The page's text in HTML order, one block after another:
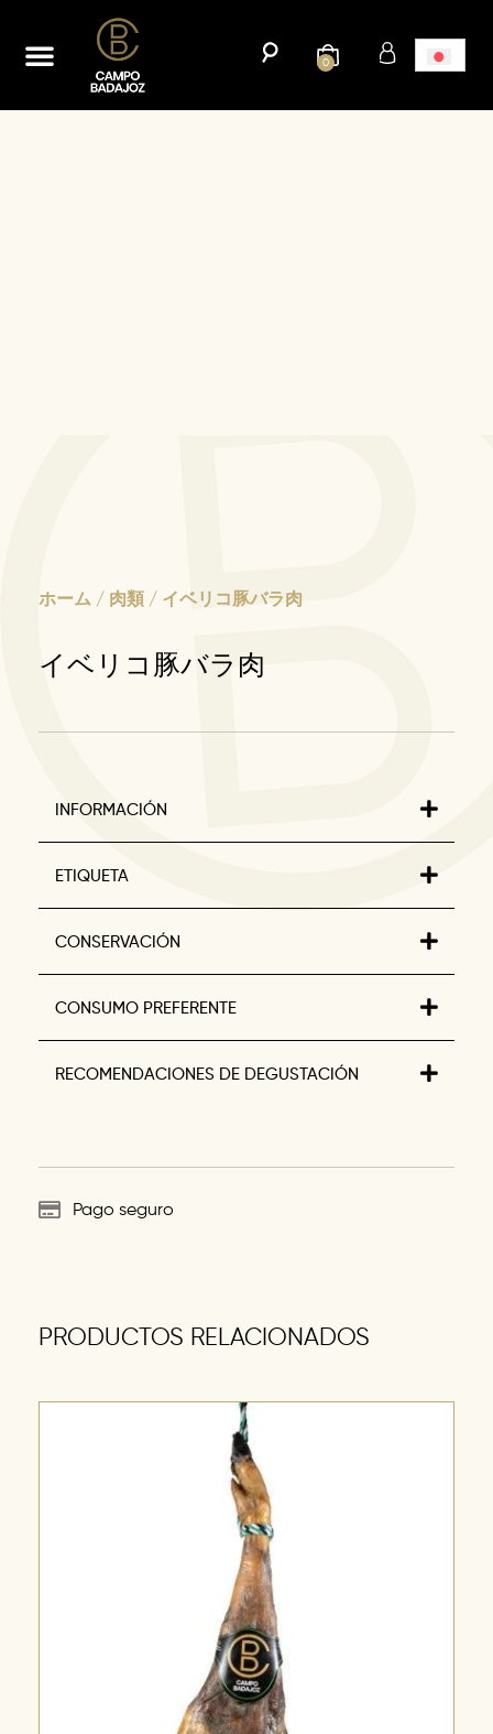
0
ホーム / 肉類 / イベリコ豚バラ肉
イベリコ豚バラ肉
INFORMACIÓN
ETIQUETA
CONSERVACIÓN
CONSUMO PREFERENTE
RECOMENDACIONES DE DEGUSTACIÓN
Pago seguro
PRODUCTOS RELACIONADOS